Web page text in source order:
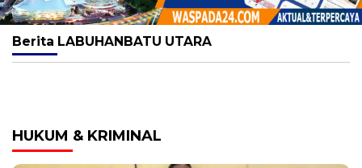
Berita LABUHANBATU UTARA
HUKUM & KRIMINAL